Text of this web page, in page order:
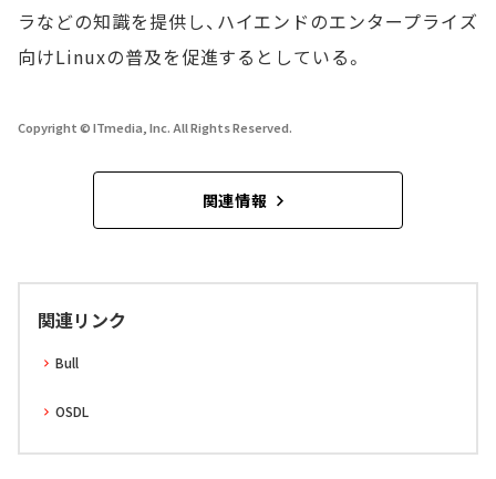
ラなどの知識を提供し、ハイエンドのエンタープライズ
向けLinuxの普及を促進するとしている。
Copyright © ITmedia, Inc. All Rights Reserved.
関連情報
関連リンク
Bull
OSDL